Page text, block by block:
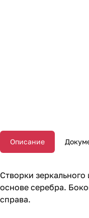
Описание
Створки
основе серебра.
справа.